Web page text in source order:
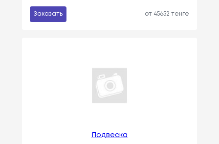
Заказать от 45652 тенге
Подвеска